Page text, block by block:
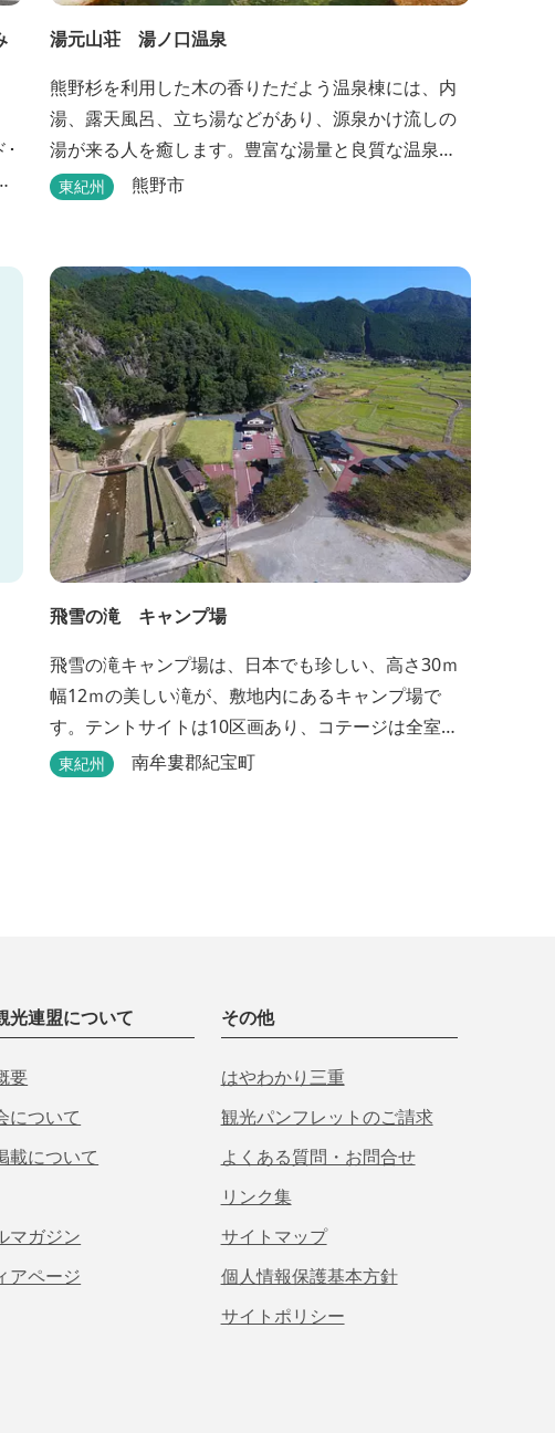
湯元山荘 湯ノ口温泉
熊野杉を利用した木の香りただよう温泉棟には、内
湯、露天風呂、立ち湯などがあり、源泉かけ流しの
湯が来る人を癒します。豊富な湯量と良質な温泉
で、日帰り入浴はもちろん、バンガローやロッジな
東紀州 熊野市
飛雪の滝 キャンプ場
飛雪の滝キャンプ場は、日本でも珍しい、高さ30ｍ
幅12ｍの美しい滝が、敷地内にあるキャンプ場で
す。テントサイトは10区画あり、コテージは全室で8
棟あります。近年は滝つぼを水風呂にしたサウナが
東紀州 南牟婁郡紀宝町
光連盟について
要
について
載について
マガジン
アページ
その他
はやわかり三重
観光パンフレットのご請求
よくある質問・お問合せ
リンク集
サイトマップ
個人情報保護基本方針
サイトポリシー